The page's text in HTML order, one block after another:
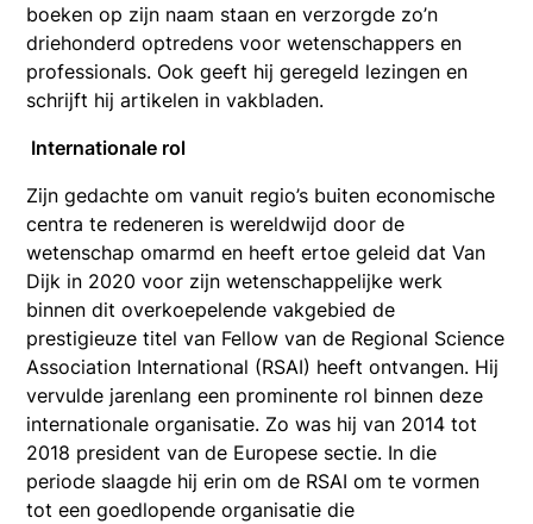
boeken op zijn naam staan en verzorgde zo’n
driehonderd optredens voor wetenschappers en
professionals. Ook geeft hij geregeld lezingen en
schrijft hij artikelen in vakbladen.
Internationale rol
Zijn gedachte om vanuit regio’s buiten economische
centra te redeneren is wereldwijd door de
wetenschap omarmd en heeft ertoe geleid dat Van
Dijk in 2020 voor zijn wetenschappelijke werk
binnen dit overkoepelende vakgebied de
prestigieuze titel van Fellow van de Regional Science
Association International (RSAI) heeft ontvangen. Hij
vervulde jarenlang een prominente rol binnen deze
internationale organisatie. Zo was hij van 2014 tot
2018 president van de Europese sectie. In die
periode slaagde hij erin om de RSAI om te vormen
tot een goedlopende organisatie die